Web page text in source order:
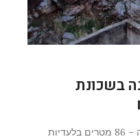
בשכונת
דירה למכירה בשכונת קליתיאה – 86 מטרים בלעדיות